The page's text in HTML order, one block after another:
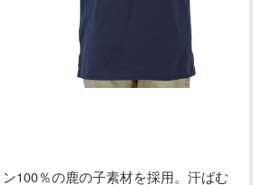
100％の鹿の子素材を採用。汗ばむ